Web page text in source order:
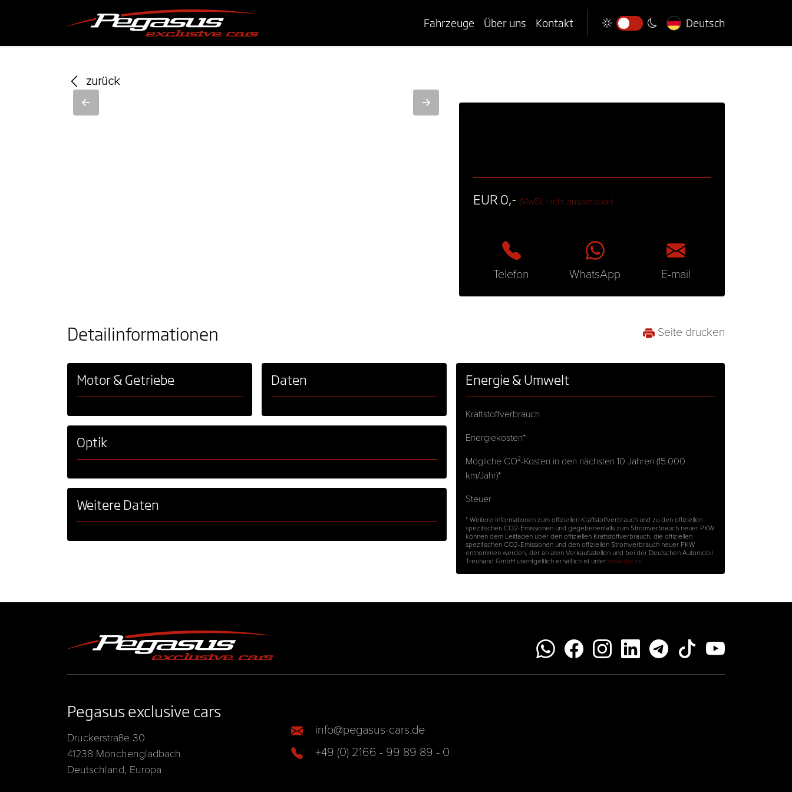
Fahrzeuge Über uns Kontakt Deutsch
zurück
EUR 0,- (MwSt. nicht ausweisbar)
Telefon WhatsApp E-mail
Detailinformationen Seite drucken
Motor & Getriebe Daten
Optik
Weitere Daten
Energie & Umwelt
Kraftstoffverbrauch
Energiekosten*
Mögliche CO²-Kosten in den nächsten 10 Jahren (15.000
km/Jahr)*
Steuer
* Weitere Informationen zum offiziellen Kraftstoffverbrauch und zu den offiziellen
spezifischen CO2-Emissionen und gegebenenfalls zum Stromverbrauch neuer PKW
können dem Leitfaden über den offiziellen Kraftstoffverbrauch, die offiziellen
spezifischen CO2-Emissionen und den offiziellen Stromverbrauch neuer PKW
entnommen werden, der an allen Verkaufsstellen und bei der Deutschen Automobil
Treuhand GmbH unentgeltlich erhältlich ist unterwww.dat.de.
Pegasus exclusive cars
Druckerstraße 30
41238 Mönchengladbach
Deutschland, Europa
info@pegasus-cars.de
+49 (0) 2166 - 99 89 89 - 0